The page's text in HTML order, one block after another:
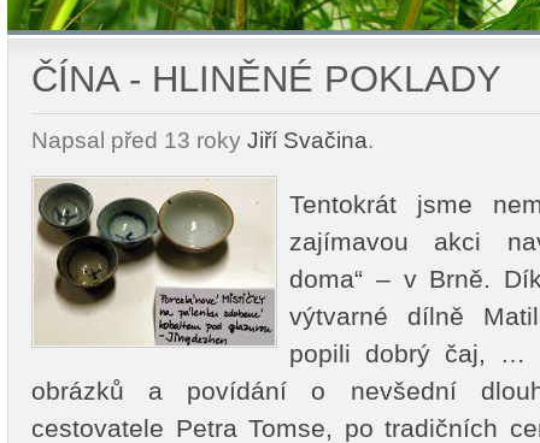
ČÍNA - HLINĚNÉ POKLADY
Napsal před 13 roky Jiří Svačina.
Tentokrát jsme
zajímavou akci
doma“ – v Brně.
výtvarné dílně
popili dobrý čaj, …
obrázků a povídání o nevšední
cestovatele Petra Tomse, po tradičních